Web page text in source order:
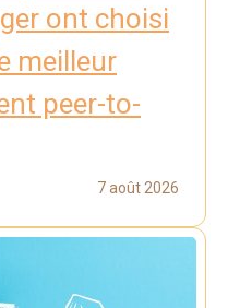
ont choisi
meilleur
peer-to-
7 août 2026